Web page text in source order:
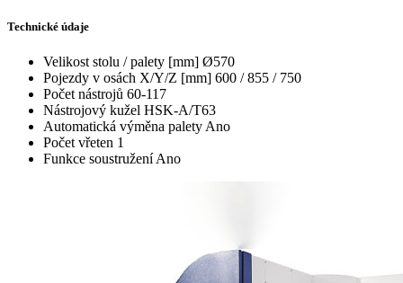
Technické údaje
Velikost stolu / palety [mm] Ø570
Pojezdy v osách X/Y/Z [mm] 600 / 855 / 750
Počet nástrojů 60-117
Nástrojový kužel HSK-A/T63
Automatická výměna palety Ano
Počet vřeten 1
Funkce soustružení Ano